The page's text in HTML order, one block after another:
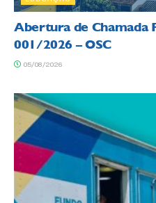
Abertura de Chamada
001/2026 – OSC
05/08/2026